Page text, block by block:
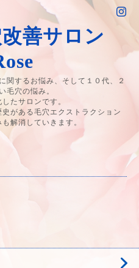
改善サロン
関するお悩み、そして１０代、２
毛穴の悩み。
たサロンです。
がある毛穴エクストラクション
解消していきます。